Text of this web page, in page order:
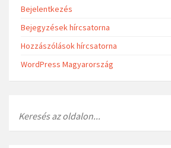
Bejelentkezés
Bejegyzések hírcsatorna
Hozzászólások hírcsatorna
WordPress Magyarország